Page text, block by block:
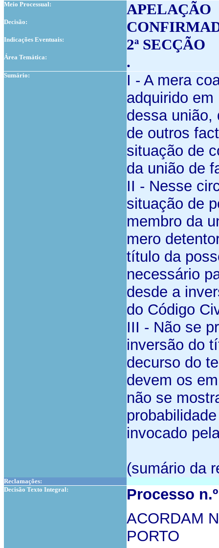
Meio Processual: APELAÇÃO
Decisão:
Indicações Eventuais: 2ª SECÇÃO
Área Temática: .
Sumário:
I - A mera
adquirido
dessa união,
de outros
situação de
da união de
II - Nesse
situação de
membro da
mero
título da
necessário
desde a
do Código
III - Não se
inversão do
decurso do
devem os
não se
invocado
(sumário da
Reclamações:
Decisão Texto Integral:
Processo
ACORDAM
PORTO